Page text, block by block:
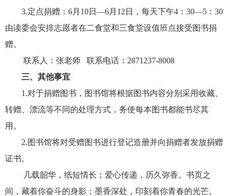
3.定点捐赠： 6月 10日 —6月 12 日，每天下午4：30—5：30
由读委会安排志愿者在二食堂和三食堂设值班点接受图书捐
赠。
联系人：张老师 联系电话：2871237-8008
三、其他事宜
1.对于捐赠图书，图书馆将根据图书内容分别采用收藏、
转赠、漂流等不同的处理方式，务使每本图书都能书尽其
用。
2.图书馆将对受赠图书进行登记造册并向捐赠者发放捐赠
证书。
几载韶华，纸短情长；爱心传递，历久弥香。书页之
间，藏着你奋斗的身影；墨香深处，印刻着你青春的光芒。